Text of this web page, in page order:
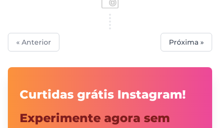
« Anterior Próxima »
Curtidas grátis Instagram!
Experimente agora sem